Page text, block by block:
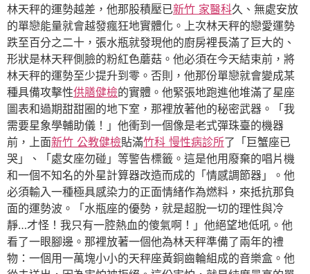
林天秤的運勢越差，他那股積壓已新竹 家醫科久、無處安放
的單戀能量就會越發瘋狂地實體化。上次林天秤的戀愛運勢
跌至百分之二十，張水瓶就發現他的廚房裡長滿了巨大的、
形狀是林天秤側臉的粉紅色蘑菇。他必須在今天結束前，將
林天秤的運勢至少提升到零。否則，他那份單戀就會變成某
種具備攻擊性供膳健檢的實體。他緊張地跑進他堆滿了星座
圖表和過期甜甜圈的地下室，那裡放著他的秘密武器。「我
需要星象學輔助儀！」他衝到一個像是老式彈珠臺的機器
前，上面新竹 公教健檢貼滿竹科 慢性病診所了「巨蟹座已
哭」、「處女座勿碰」等警告標籤。這是他用廢棄的唱片機
和一個不知名的外星計算器改造而成的「情感調節器」。他
必須輸入一種極具感染力的正面情緒作為燃料，來抵抗那負
面的運勢波。「水瓶座的優勢，就是超脫一切的理性與冷
靜…才怪！我只有一腔熱血的傻氣啊！」他絕望地低吼。他
看了一眼腳邊。那裡放著一個他為林天秤準備了兩年的禮
物：一個用一萬塊小小的天秤座黃銅齒輪組成的音樂盒。他